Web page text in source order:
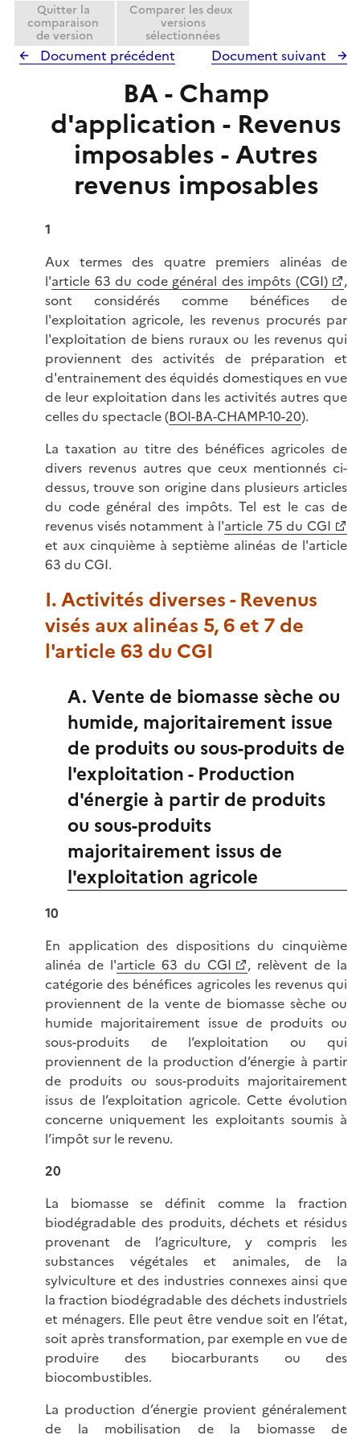
Quitter la
comparaison
de version
Comparer les deux
versions
sélectionnées
Document précédent Document suivant
BA - Champ
d'application - Revenus
imposables - Autres
revenus imposables
1
Aux termes des quatre premiers alinéas de
l'article 63 du code général des impôts (CGI)
,
sont considérés comme bénéfices de
l'exploitation agricole, les revenus procurés par
l'exploitation de biens ruraux ou les revenus qui
proviennent des activités de préparation et
d'entrainement des équidés domestiques en vue
de leur exploitation dans les activités autres que
celles du spectacle (BOI-BA-CHAMP-10-20).
La taxation au titre des bénéfices agricoles de
divers revenus autres que ceux mentionnés ci-
dessus, trouve son origine dans plusieurs articles
du code général des impôts. Tel est le cas de
revenus visés notamment à l'article 75 du CGI
et aux cinquième à septième alinéas de l'article
63 du CGI.
I. Activités diverses - Revenus
visés aux alinéas 5, 6 et 7 de
l'article 63 du CGI
A. Vente de biomasse sèche ou
humide, majoritairement issue
de produits ou sous-produits de
l'exploitation - Production
d'énergie à partir de produits
ou sous-produits
majoritairement issus de
l'exploitation agricole
10
En application des dispositions du cinquième
alinéa de l'article 63 du CGI
, relèvent de la
catégorie des bénéfices agricoles les revenus qui
proviennent de la vente de biomasse sèche ou
humide majoritairement issue de produits ou
sous-produits de l’exploitation ou qui
proviennent de la production d’énergie à partir
de produits ou sous-produits majoritairement
issus de l’exploitation agricole. Cette évolution
concerne uniquement les exploitants soumis à
l’impôt sur le revenu.
20
La biomasse se définit comme la fraction
biodégradable des produits, déchets et résidus
provenant de l’agriculture, y compris les
substances végétales et animales, de la
sylviculture et des industries connexes ainsi que
la fraction biodégradable des déchets industriels
et ménagers. Elle peut être vendue soit en l’état,
soit après transformation, par exemple en vue de
produire des biocarburants ou des
biocombustibles.
La production d’énergie provient généralement
de la mobilisation de la biomasse de